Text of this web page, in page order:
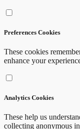
Anexa la
Vezi
Preferences Cookies
These cookies
enhance your
Analytics Cookies
These help us
collecting anonymous